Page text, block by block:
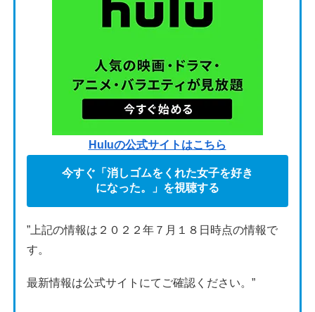
Huluの公式サイトはこちら
今すぐ「 消しゴムをくれた女子を好き
になった。
」を視聴する
”上記の情報は２０２２年７月１８日時点の情報で
す。
最新情報は公式サイトにてご確認ください。”